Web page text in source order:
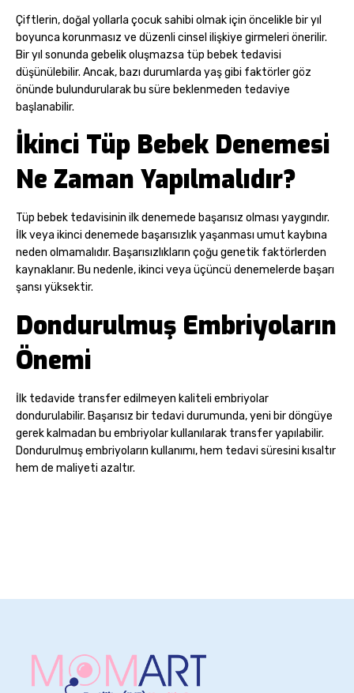
Çiftlerin, doğal yollarla çocuk sahibi olmak için öncelikle bir yıl
boyunca korunmasız ve düzenli cinsel ilişkiye girmeleri önerilir.
Bir yıl sonunda gebelik oluşmazsa tüp bebek tedavisi
düşünülebilir. Ancak, bazı durumlarda yaş gibi faktörler göz
önünde bulundurularak bu süre beklenmeden tedaviye
başlanabilir.
İkinci Tüp Bebek Denemesi
Ne Zaman Yapılmalıdır?
Tüp bebek tedavisinin ilk denemede başarısız olması yaygındır.
İlk veya ikinci denemede başarısızlık yaşanması umut kaybına
neden olmamalıdır. Başarısızlıkların çoğu genetik faktörlerden
kaynaklanır. Bu nedenle, ikinci veya üçüncü denemelerde başarı
şansı yüksektir.
Dondurulmuş Embriyoların
Önemi
İlk tedavide transfer edilmeyen kaliteli embriyolar
dondurulabilir. Başarısız bir tedavi durumunda, yeni bir döngüye
gerek kalmadan bu embriyolar kullanılarak transfer yapılabilir.
Dondurulmuş embriyoların kullanımı, hem tedavi süresini kısaltır
hem de maliyeti azaltır.